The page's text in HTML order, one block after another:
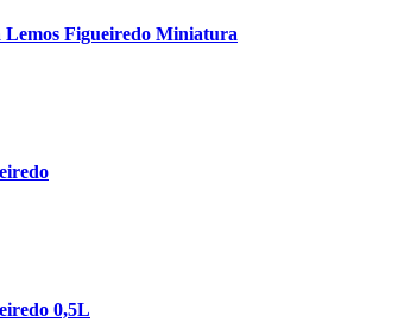
Lemos Figueiredo Miniatura
0,5L